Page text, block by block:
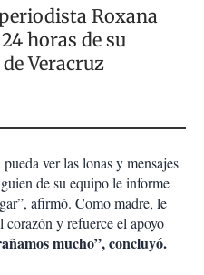
Roxana
horas de su
Veracruz
ver las lonas y mensajes
de su equipo le informe
afirmó. Como madre, le
corazón y refuerce el apoyo
mucho”, concluyó.